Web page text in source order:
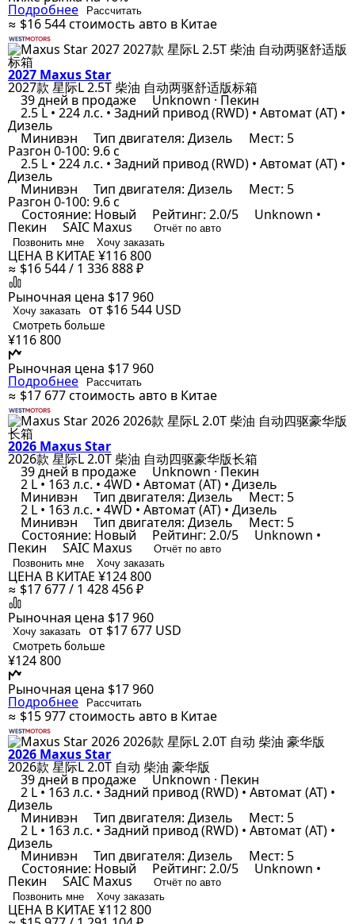
Подробнее Рассчитать
≈ $16 544стоимость авто в Китае
2027 Maxus Star
2027款 星际L 2.5T 柴油 自动两驱舒适版标箱
39 дней в продаже Unknown · Пекин
2.5 L • 224 л.с. • Задний привод (RWD) • Автомат (AT) •
Дизель
Минивэн Тип двигателя: Дизель Мест: 5
Разгон 0-100: 9.6 с
2.5 L • 224 л.с. • Задний привод (RWD) • Автомат (AT) •
Дизель
Минивэн Тип двигателя: Дизель Мест: 5
Разгон 0-100: 9.6 с
Состояние: Новый Рейтинг: 2.0/5 Unknown •
Пекин SAIC Maxus
Отчёт по авто
Позвонить мне
Хочу заказать
ЦЕНА В КИТАЕ ¥116 800
≈ $16 544 / 1 336 888 ₽
Рыночная цена $17 960
Хочу заказать от $16 544 USD
Смотреть больше
¥116 800
Рыночная цена $17 960
Подробнее Рассчитать
≈ $17 677стоимость авто в Китае
2026 Maxus Star
2026款 星际L 2.0T 柴油 自动四驱豪华版长箱
39 дней в продаже Unknown · Пекин
2 L • 163 л.с. • 4WD • Автомат (AT) • Дизель
Минивэн Тип двигателя: Дизель Мест: 5
2 L • 163 л.с. • 4WD • Автомат (AT) • Дизель
Минивэн Тип двигателя: Дизель Мест: 5
Состояние: Новый Рейтинг: 2.0/5 Unknown •
Пекин SAIC Maxus
Отчёт по авто
Позвонить мне
Хочу заказать
ЦЕНА В КИТАЕ ¥124 800
≈ $17 677 / 1 428 456 ₽
Рыночная цена $17 960
Хочу заказать от $17 677 USD
Смотреть больше
¥124 800
Рыночная цена $17 960
Подробнее Рассчитать
≈ $15 977стоимость авто в Китае
2026 Maxus Star
2026款 星际L 2.0T 自动 柴油 豪华版
39 дней в продаже Unknown · Пекин
2 L • 163 л.с. • Задний привод (RWD) • Автомат (AT) •
Дизель
Минивэн Тип двигателя: Дизель Мест: 5
2 L • 163 л.с. • Задний привод (RWD) • Автомат (AT) •
Дизель
Минивэн Тип двигателя: Дизель Мест: 5
Состояние: Новый Рейтинг: 2.0/5 Unknown •
Пекин SAIC Maxus
Отчёт по авто
Позвонить мне
Хочу заказать
ЦЕНА В КИТАЕ ¥112 800